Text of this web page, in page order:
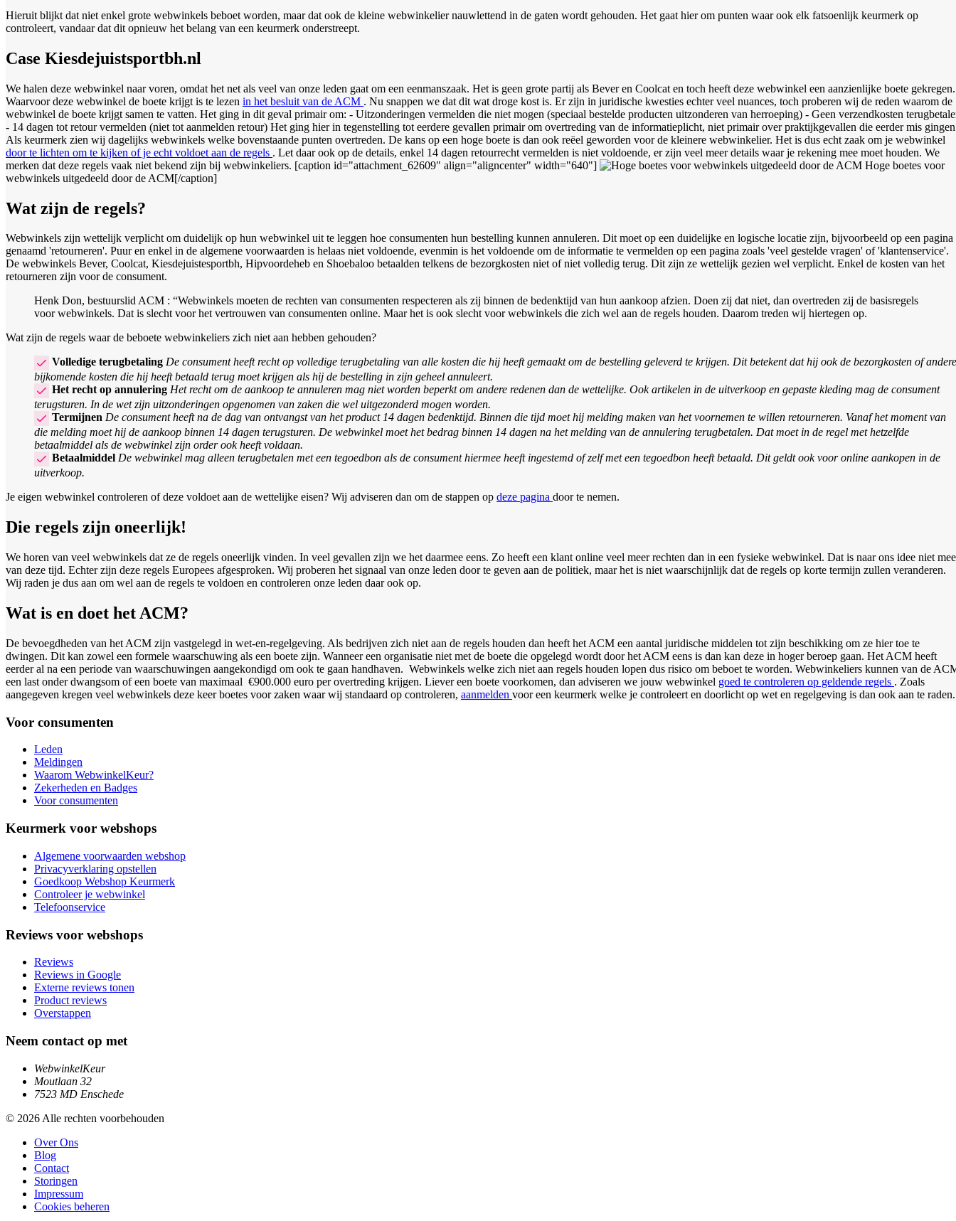
Hieruit blijkt dat niet enkel grote webwinkels beboet worden, maar dat ook de kleine webwinkelier nauwlettend in de gaten wordt gehouden. Het gaat hier om punten waar ook elk fatsoenlijk keurmerk op
controleert, vandaar dat dit opnieuw het belang van een keurmerk onderstreept.
Case Kiesdejuistsportbh.nl
We halen deze webwinkel naar voren, omdat het net als veel van onze leden gaat om een eenmanszaak. Het is geen grote partij als Bever en Coolcat en toch heeft deze webwinkel een aanzienlijke boete gekregen.
Waarvoor deze webwinkel de boete krijgt is te lezen in het besluit van de ACM . Nu snappen we dat dit wat droge kost is. Er zijn in juridische kwesties echter veel nuances, toch proberen wij de reden waarom de
webwinkel de boete krijgt samen te vatten. Het ging in dit geval primair om: - Uitzonderingen vermelden die niet mogen (speciaal bestelde producten uitzonderen van herroeping) - Geen verzendkosten
- 14 dagen tot retour vermelden (niet tot aanmelden retour) Het ging hier in tegenstelling tot eerdere gevallen primair om overtreding van de informatieplicht, niet primair over praktijkgevallen die eerder mis
Als keurmerk zien wij dagelijks webwinkels welke bovenstaande punten overtreden. De kans op een hoge boete is dan ook reëel geworden voor de kleinere webwinkelier. Het is dus echt zaak om je webwinkel
door te lichten om te kijken of je echt voldoet aan de regels . Let daar ook op de details, enkel 14 dagen retourrecht vermelden is niet voldoende, er zijn veel meer details waar je rekening mee moet houden. We
merken dat deze regels vaak niet bekend zijn bij webwinkeliers. [caption id="attachment_62609" align="aligncenter" width="640"]
Hoge boetes voor
webwinkels uitgedeeld door de ACM[/caption]
Wat zijn de regels?
Webwinkels zijn wettelijk verplicht om duidelijk op hun webwinkel uit te leggen hoe consumenten hun bestelling kunnen annuleren. Dit moet op een duidelijke en logische locatie zijn, bijvoorbeeld op een pagina
genaamd 'retourneren'. Puur en enkel in de algemene voorwaarden is helaas niet voldoende, evenmin is het voldoende om de informatie te vermelden op een pagina zoals 'veel gestelde vragen' of 'klantenservice'.
De webwinkels Bever, Coolcat, Kiesdejuistesportbh, Hipvoordeheb en Shoebaloo betaalden telkens de bezorgkosten niet of niet volledig terug. Dit zijn ze wettelijk gezien wel verplicht. Enkel de kosten van het
retourneren zijn voor de consument.
Henk Don, bestuurslidACM : “Webwinkels moeten de rechten van consumenten respecteren als zij binnen de bedenktijd van hun aankoop afzien. Doen zij dat niet, dan overtreden zij de basisregels
voor webwinkels. Dat is slecht voor het vertrouwen van consumenten online. Maar het is ook slecht voor webwinkels die zich wel aan de regels houden. Daarom treden wij hiertegen op.
Wat zijn de regels waar de beboete webwinkeliers zich niet aan hebben gehouden?
Volledige terugbetaling De consument heeft recht op volledige terugbetaling van alle kosten die hij heeft gemaakt om de bestelling geleverd te krijgen. Dit betekent dat hij ook de bezorgkosten of andere
bijkomende kosten die hij heeft betaald terug moet krijgen als hij de bestelling in zijn geheel annuleert.
Het recht op annulering Het recht om de aankoop te annuleren mag niet worden beperkt om andere redenen dan de wettelijke. Ook artikelen in de uitverkoop en gepaste kleding mag de consument
terugsturen. In de wet zijn uitzonderingen opgenomen van zaken die wel uitgezonderd mogen worden.
Termijnen De consument heeft na de dag van ontvangst van het product 14 dagen bedenktijd. Binnen die tijd moet hij melding maken van het voornemen te willen retourneren. Vanaf het moment van
die melding moet hij de aankoop binnen 14 dagen terugsturen. De webwinkel moet het bedrag binnen 14 dagen na het melding van de annulering terugbetalen. Dat moet in de regel met hetzelfde
betaalmiddel als de webwinkel zijn order ook heeft voldaan.
Betaalmiddel De webwinkel mag alleen terugbetalen met een tegoedbon als de consument hiermee heeft ingestemd of zelf met een tegoedbon heeft betaald. Dit geldt ook voor online aankopen in de
uitverkoop.
Je eigen webwinkel controleren of deze voldoet aan de wettelijke eisen? Wij adviseren dan om de stappen op deze pagina door te nemen.
Die regels zijn oneerlijk!
We horen van veel webwinkels dat ze de regels oneerlijk vinden. In veel gevallen zijn we het daarmee eens. Zo heeft een klant online veel meer rechten dan in een fysieke webwinkel. Dat is naar ons idee niet
van deze tijd. Echter zijn deze regels Europees afgesproken. Wij proberen het signaal van onze leden door te geven aan de politiek, maar het is niet waarschijnlijk dat de regels op korte termijn zullen veranderen.
Wij raden je dus aan om wel aan de regels te voldoen en controleren onze leden daar ook op.
Wat is en doet het ACM?
De bevoegdheden van het ACM zijn vastgelegd in wet-en-regelgeving. Als bedrijven zich niet aan de regels houden dan heeft het ACM een aantal juridische middelen tot zijn beschikking om ze hier toe te
dwingen. Dit kan zowel een formele waarschuwing als een boete zijn. Wanneer een organisatie niet met de boete die opgelegd wordt door het ACM eens is dan kan deze in hoger beroep gaan. Het ACM heeft
eerder al na een periode van waarschuwingen aangekondigd om ook te gaan handhaven. Webwinkels welke zich niet aan regels houden lopen dus risico om beboet te worden. Webwinkeliers kunnen van de
een last onder dwangsom of een boete van maximaal €900.000 euro per overtreding krijgen. Liever een boete voorkomen, dan adviseren we jouw webwinkel goed te controleren op geldende regels . Zoals
aangegeven kregen veel webwinkels deze keer boetes voor zaken waar wij standaard op controleren, aanmelden voor een keurmerk welke je controleert en doorlicht op wet en regelgeving is dan ook aan te raden.
Voor consumenten
Leden
Meldingen
Waarom WebwinkelKeur?
Zekerheden en Badges
Voor consumenten
Keurmerk voor webshops
Algemene voorwaarden webshop
Privacyverklaring opstellen
Goedkoop Webshop Keurmerk
Controleer je webwinkel
Telefoonservice
Reviews voor webshops
Reviews
Reviews in Google
Externe reviews tonen
Product reviews
Overstappen
Neem contact op met
WebwinkelKeur
Moutlaan 32
7523 MD Enschede
© 2026 Alle rechten voorbehouden
Over Ons
Blog
Contact
Storingen
Impressum
Cookies beheren